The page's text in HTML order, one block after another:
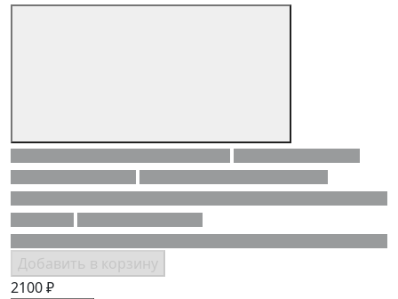
2100 ₽